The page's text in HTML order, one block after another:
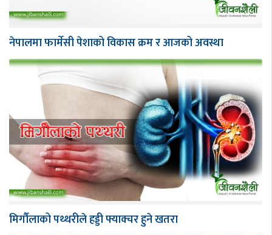
नेपालमा फार्मेसी पेशाको विकास क्रम र आजको अवस्था
मिर्गौलाको पथ्थरीले हड्डी फ्याक्चर हुने खतरा